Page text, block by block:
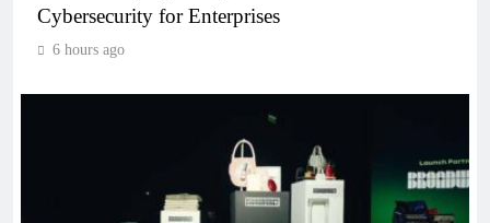
Cybersecurity for Enterprises
6 hours ago